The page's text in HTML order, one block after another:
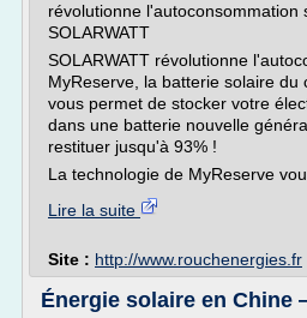
révolutionne l'autoconsommation
SOLARWATT
SOLARWATT révolutionne
MyReserve, la batterie solaire du
vous permet de stocker votre
dans une batterie nouvelle
restituer jusqu'à 93% !
La technologie de MyReserve
Lire la suite
Site : http://www.rouchenergies.fr
Énergie solaire en Chine